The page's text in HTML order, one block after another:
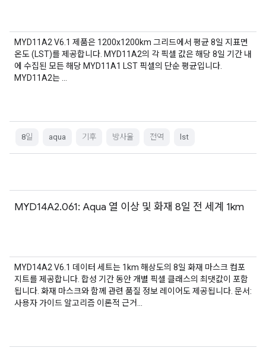
MYD11A2 V6.1 제품은 1200x1200km 그리드에서 평균 8일 지표면
온도 (LST)를 제공합니다. MYD11A2의 각 픽셀 값은 해당 8일 기간 내
에 수집된 모든 해당 MYD11A1 LST 픽셀의 단순 평균입니다.
MYD11A2는 …
8일 aqua 기후 방사율 전역 lst
MYD14A2.061: Aqua 열 이상 및 화재 8일 전 세계 1km
MYD14A2 V6.1 데이터 세트는 1km 해상도의 8일 화재 마스크 컴포
지트를 제공합니다. 합성 기간 동안 개별 픽셀 클래스의 최댓값이 포함
됩니다. 화재 마스크와 함께 관련 품질 정보 레이어도 제공됩니다. 문서:
사용자 가이드 알고리즘 이론적 근거…